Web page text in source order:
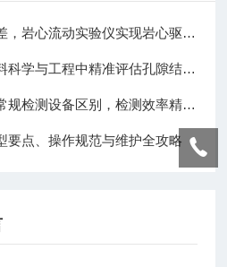
实验仪实现岩心驱替全流程自动化精准控制
程中精准评估孔隙结构的关键技术与应用
备区别，检测效率精准度操作对比分析
要点、操作规范与维护全攻略